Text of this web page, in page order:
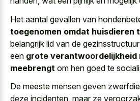
Het aantal gevallen van
toegenomen omdat huisdieren
belangrijk lid van de
een grote verantwoordelijkheid
meebrengt om hen goed te
De meeste mensen geven
deze incidenten, maar ze